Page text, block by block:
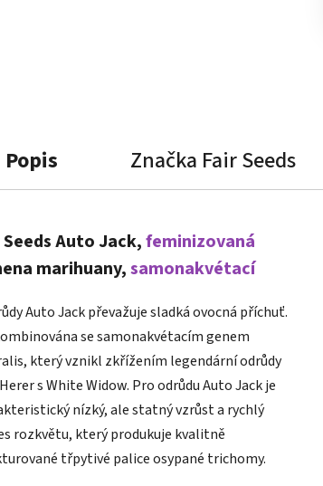
Popis Značka Fair Seeds
Seeds Auto Jack,feminizovaná
marihuany,samonakvétací
Auto Jack převažuje sladká ovocná příchuť.
se samonakvétacím genem
který vznikl zkřížením legendární odrůdy
s White Widow. Pro odrůdu Auto Jack je
nízký, ale statný vzrůst a rychlý
rozkvětu, který produkuje kvalitně
třpytivé palice osypané trichomy.